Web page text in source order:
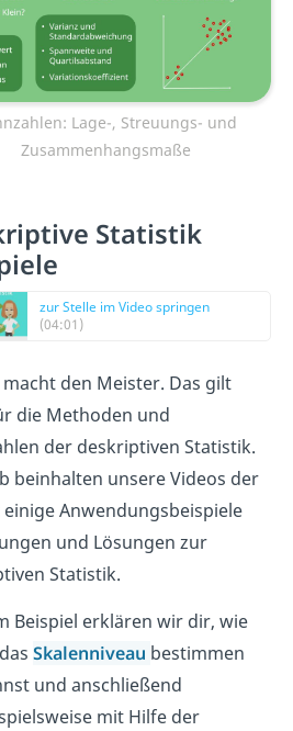
Lage-, Streuungs- und
Zusammenhangsmaße
Statistik
zur Stelle im Video springen
(04:01)
den Meister. Das gilt
die Methoden und
der deskriptiven Statistik.
beinhalten unsere Videos der
einige Anwendungsbeispiele
und Lösungen zur
Statistik.
Beispiel erklären wir dir, wie
Skalenniveau bestimmen
und anschließend
mit Hilfe der